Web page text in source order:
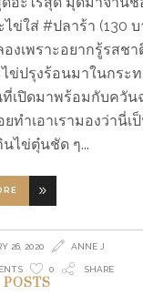
ไข่ใส่ #ปลาร้า (130
งเพราะอยากรู้รสช
ไข่ปรุงร้อนมาในกระ
ที่เปิดมาพร้อมกับควัน
ทำเอาเรามองว่านี่เ
นไข่ตุ๋นชัด ๆ
26, 2020 ANNE J
0 SHARE
POSTS